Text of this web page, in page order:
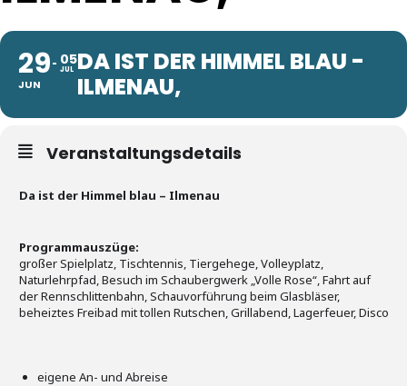
29
JUN
05
JUL DA IST DER HIMMEL BLAU -
ILMENAU,
Veranstaltungsdetails
Da ist der Himmel blau – Ilmenau
Programmauszüge:
großer Spielplatz, Tischtennis, Tiergehege, Volleyplatz,
Naturlehrpfad, Besuch im Schaubergwerk „Volle Rose“, Fahrt auf
der Rennschlittenbahn, Schauvorführung beim Glasbläser,
beheiztes Freibad mit tollen Rutschen, Grillabend, Lagerfeuer, Disco
eigene An- und Abreise